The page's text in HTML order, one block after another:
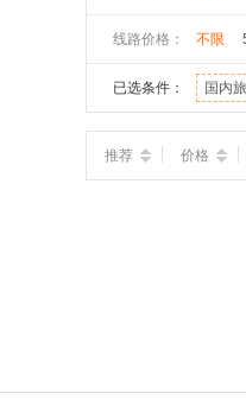
线路价格： 不限
已选条件： 国内
推荐 价格